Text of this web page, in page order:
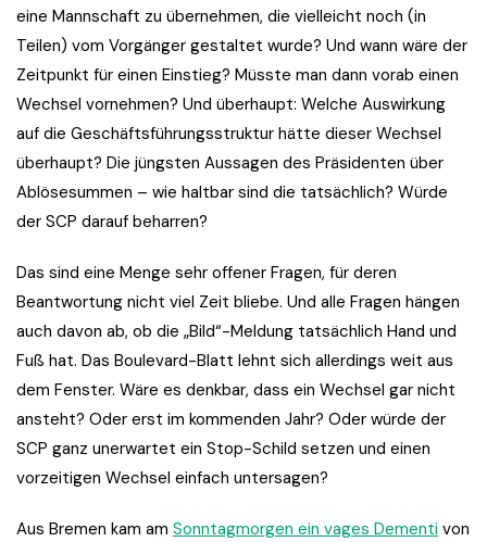
eine Mannschaft zu übernehmen, die vielleicht noch (in
Teilen) vom Vorgänger gestaltet wurde? Und wann wäre der
Zeitpunkt für einen Einstieg? Müsste man dann vorab einen
Wechsel vornehmen? Und überhaupt: Welche Auswirkung
auf die Geschäftsführungsstruktur hätte dieser Wechsel
überhaupt? Die jüngsten Aussagen des Präsidenten über
Ablösesummen – wie haltbar sind die tatsächlich? Würde
der SCP darauf beharren?
Das sind eine Menge sehr offener Fragen, für deren
Beantwortung nicht viel Zeit bliebe. Und alle Fragen hängen
auch davon ab, ob die „Bild“-Meldung tatsächlich Hand und
Fuß hat. Das Boulevard-Blatt lehnt sich allerdings weit aus
dem Fenster. Wäre es denkbar, dass ein Wechsel gar nicht
ansteht? Oder erst im kommenden Jahr? Oder würde der
SCP ganz unerwartet ein Stop-Schild setzen und einen
vorzeitigen Wechsel einfach untersagen?
Aus Bremen kam am Sonntagmorgen ein vages Dementi von